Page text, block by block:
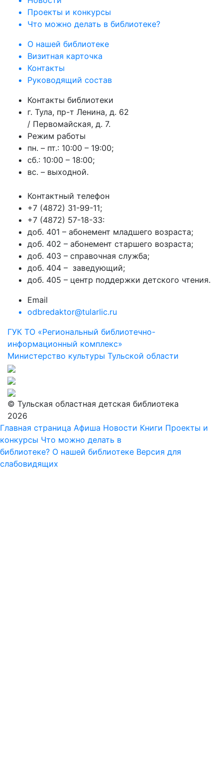
Проекты и конкурсы
Что можно делать в библиотеке?
О нашей библиотеке
Визитная карточка
Контакты
Руководящий состав
Контакты библиотеки
г. Тула, пр-т Ленина, д. 62
/ Первомайская, д. 7.
Режим работы
пн. – пт.: 10:00 – 19:00;
сб.: 10:00 – 18:00;
вс. – выходной.
Контактный телефон
+7 (4872) 31-99-11;
+7 (4872) 57-18-33:
доб. 401 – абонемент младшего возраста;
доб. 402 – абонемент старшего возраста;
доб. 403 – справочная служба;
доб. 404 – заведующий;
доб. 405 – центр поддержки детского чтения.
Email
odbredaktor@tularlic.ru
ГУК ТО «Региональный библиотечно-
информационный комплекс»
Министерство культуры Тульской области
© Тульская областная детская библиотека
2026
Главная страница Афиша Новости Книги Проекты и
конкурсы Что можно делать в
библиотеке? О нашей библиотеке Версия для
слабовидящих